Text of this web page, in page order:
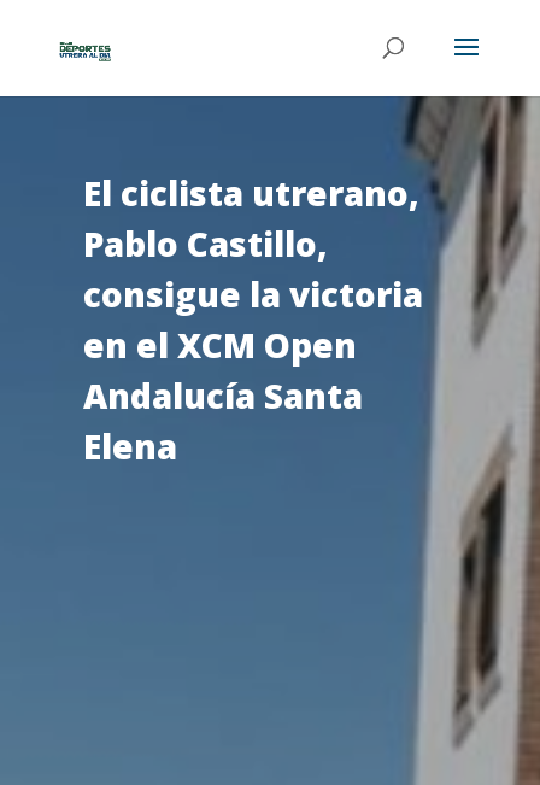
El ciclista utrerano,
Pablo Castillo,
consigue la victoria
en el XCM Open
Andalucía Santa
Elena